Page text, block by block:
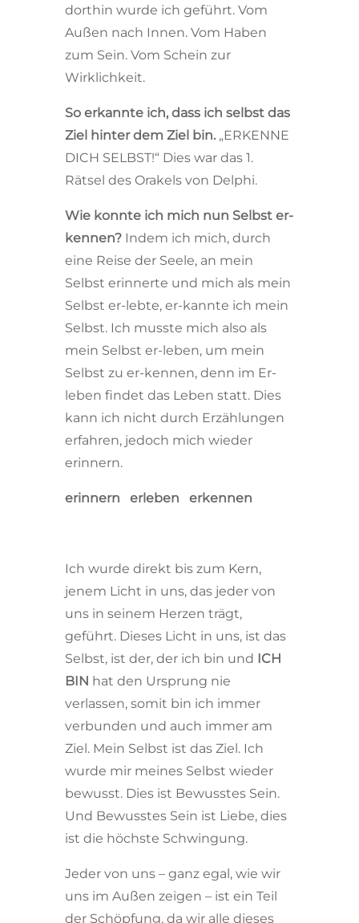
dorthin wurde ich geführt. Vom
Außen nach Innen. Vom Haben
zum Sein. Vom Schein zur
Wirklichkeit.
So erkannte ich, dass ich selbst das
Ziel hinter dem Ziel bin.„ERKENNE
DICH SELBST!“ Dies war das 1.
Rätsel des Orakels von Delphi.
Wie konnte ich mich nun Selbst er-
kennen?Indem ich mich, durch
eine Reise der Seele, an mein
Selbst erinnerte und mich als mein
Selbst er-lebte, er-kannte ich mein
Selbst. Ich musste mich also als
mein Selbst er-leben, um mein
Selbst zu er-kennen, denn im Er-
leben findet das Leben statt. Dies
kann ich nicht durch Erzählungen
erfahren, jedoch mich wieder
erinnern.
erinnern erleben erkennen
Ich wurde direkt bis zum Kern,
jenem Licht in uns, das jeder von
uns in seinem Herzen trägt,
geführt. Dieses Licht in uns, ist das
Selbst, ist der, der ich bin und ICH
BIN hat den Ursprung nie
verlassen, somit bin ich immer
verbunden und auch immer am
Ziel. Mein Selbst ist das Ziel. Ich
wurde mir meines Selbst wieder
bewusst. Dies ist Bewusstes Sein.
Und Bewusstes Sein ist Liebe, dies
ist die höchste Schwingung.
Jeder von uns – ganz egal, wie wir
uns im Außen zeigen – ist ein Teil
der Schöpfung, da wir alle dieses